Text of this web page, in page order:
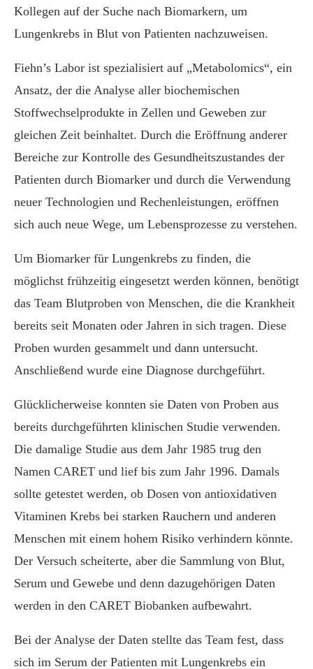
Kollegen auf der Suche nach Biomarkern, um
Lungenkrebs in Blut von Patienten nachzuweisen.
Fiehn’s Labor ist spezialisiert auf „Metabolomics“, ein
Ansatz, der die Analyse aller biochemischen
Stoffwechselprodukte in Zellen und Geweben zur
gleichen Zeit beinhaltet. Durch die Eröffnung anderer
Bereiche zur Kontrolle des Gesundheitszustandes der
Patienten durch Biomarker und durch die Verwendung
neuer Technologien und Rechenleistungen, eröffnen
sich auch neue Wege, um Lebensprozesse zu verstehen.
Um Biomarker für Lungenkrebs zu finden, die
möglichst frühzeitig eingesetzt werden können, benötigt
das Team Blutproben von Menschen, die die Krankheit
bereits seit Monaten oder Jahren in sich tragen. Diese
Proben wurden gesammelt und dann untersucht.
Anschließend wurde eine Diagnose durchgeführt.
Glücklicherweise konnten sie Daten von Proben aus
bereits durchgeführten klinischen Studie verwenden.
Die damalige Studie aus dem Jahr 1985 trug den
Namen CARET und lief bis zum Jahr 1996. Damals
sollte getestet werden, ob Dosen von antioxidativen
Vitaminen Krebs bei starken Rauchern und anderen
Menschen mit einem hohem Risiko verhindern könnte.
Der Versuch scheiterte, aber die Sammlung von Blut,
Serum und Gewebe und denn dazugehörigen Daten
werden in den CARET Biobanken aufbewahrt.
Bei der Analyse der Daten stellte das Team fest, dass
sich im Serum der Patienten mit Lungenkrebs ein